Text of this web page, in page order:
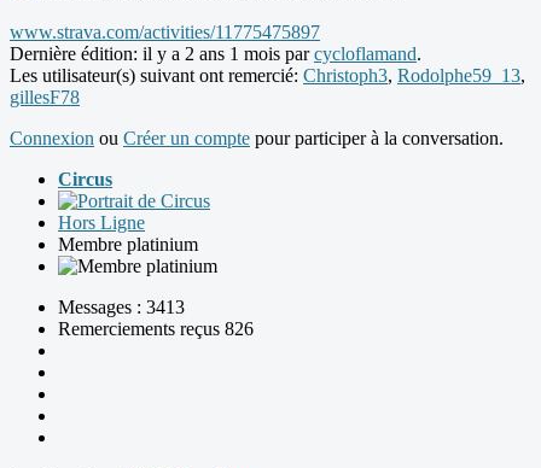
www.strava.com/activities/11775475897
Dernière édition: il y a 2 ans 1 mois parcycloflamand.
Les utilisateur(s) suivant ont remercié: Christoph3, Rodolphe59_13,
gillesF78
Connexion ou Créer un compte pour participer à la conversation.
Circus
Hors Ligne
Membre platinium
Messages : 3413
Remerciements reçus 826